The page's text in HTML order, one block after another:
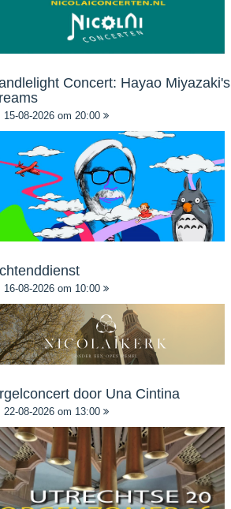
Concert: Hayao Miyazaki's
15-08-2026 om 20:00
16-08-2026 om 10:00
door Una Cintina
22-08-2026 om 13:00